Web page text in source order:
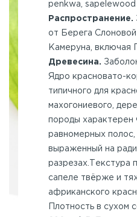
penkwa, sapelewood
Распространение.
от Берега
Камеруна, включая
Древесина.
Ядро красновато-
типичного для
махогониевого,
породы характерен
равномерных
выраженный на
разрезах.Текстура
сапеле твёрже и
африканского
Плотность в сухом